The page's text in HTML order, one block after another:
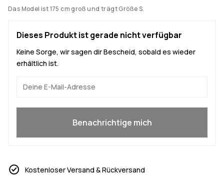
Das Model ist 175 cm groß und trägt Größe S.
Dieses Produkt ist gerade nicht verfügbar
Keine Sorge, wir sagen dir Bescheid, sobald es wieder
erhältlich ist.
Benachrichtige mich
Kostenloser Versand & Rückversand